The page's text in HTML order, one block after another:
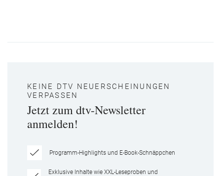
KEINE DTV NEUERSCHEINUNGEN
VERPASSEN
Jetzt zum dtv-Newsletter
anmelden!
Programm-Highlights und E-Book-Schnäppchen
Exklusive Inhalte wie XXL-Leseproben und